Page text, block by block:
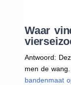
Waar
Antwoord:
men de
bandenmaat